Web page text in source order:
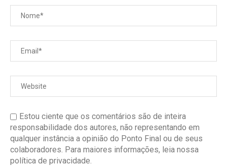
Estou ciente que os comentários são de inteira
responsabilidade dos autores, não representando em
qualquer instância a opinião do Ponto Final ou de seus
colaboradores. Para maiores informações, leia nossa
política de privacidade.